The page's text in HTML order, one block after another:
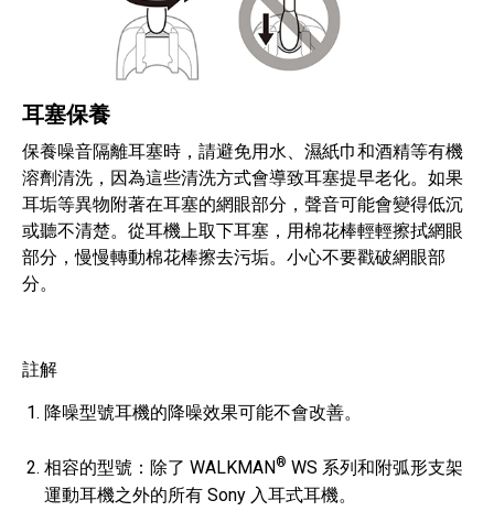
耳塞保養
保養噪音隔離耳塞時，請避免用水、濕紙巾和酒精等有機
溶劑清洗，因為這些清洗方式會導致耳塞提早老化。如果
耳垢等異物附著在耳塞的網眼部分，聲音可能會變得低沉
或聽不清楚。從耳機上取下耳塞，用棉花棒輕輕擦拭網眼
部分，慢慢轉動棉花棒擦去污垢。小心不要戳破網眼部
分。
註解
降噪型號耳機的降噪效果可能不會改善。
相容的型號：除了 WALKMAN ® WS 系列和附弧形支架
運動耳機之外的所有 Sony 入耳式耳機。